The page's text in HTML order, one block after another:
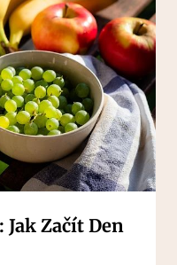
Začít Den